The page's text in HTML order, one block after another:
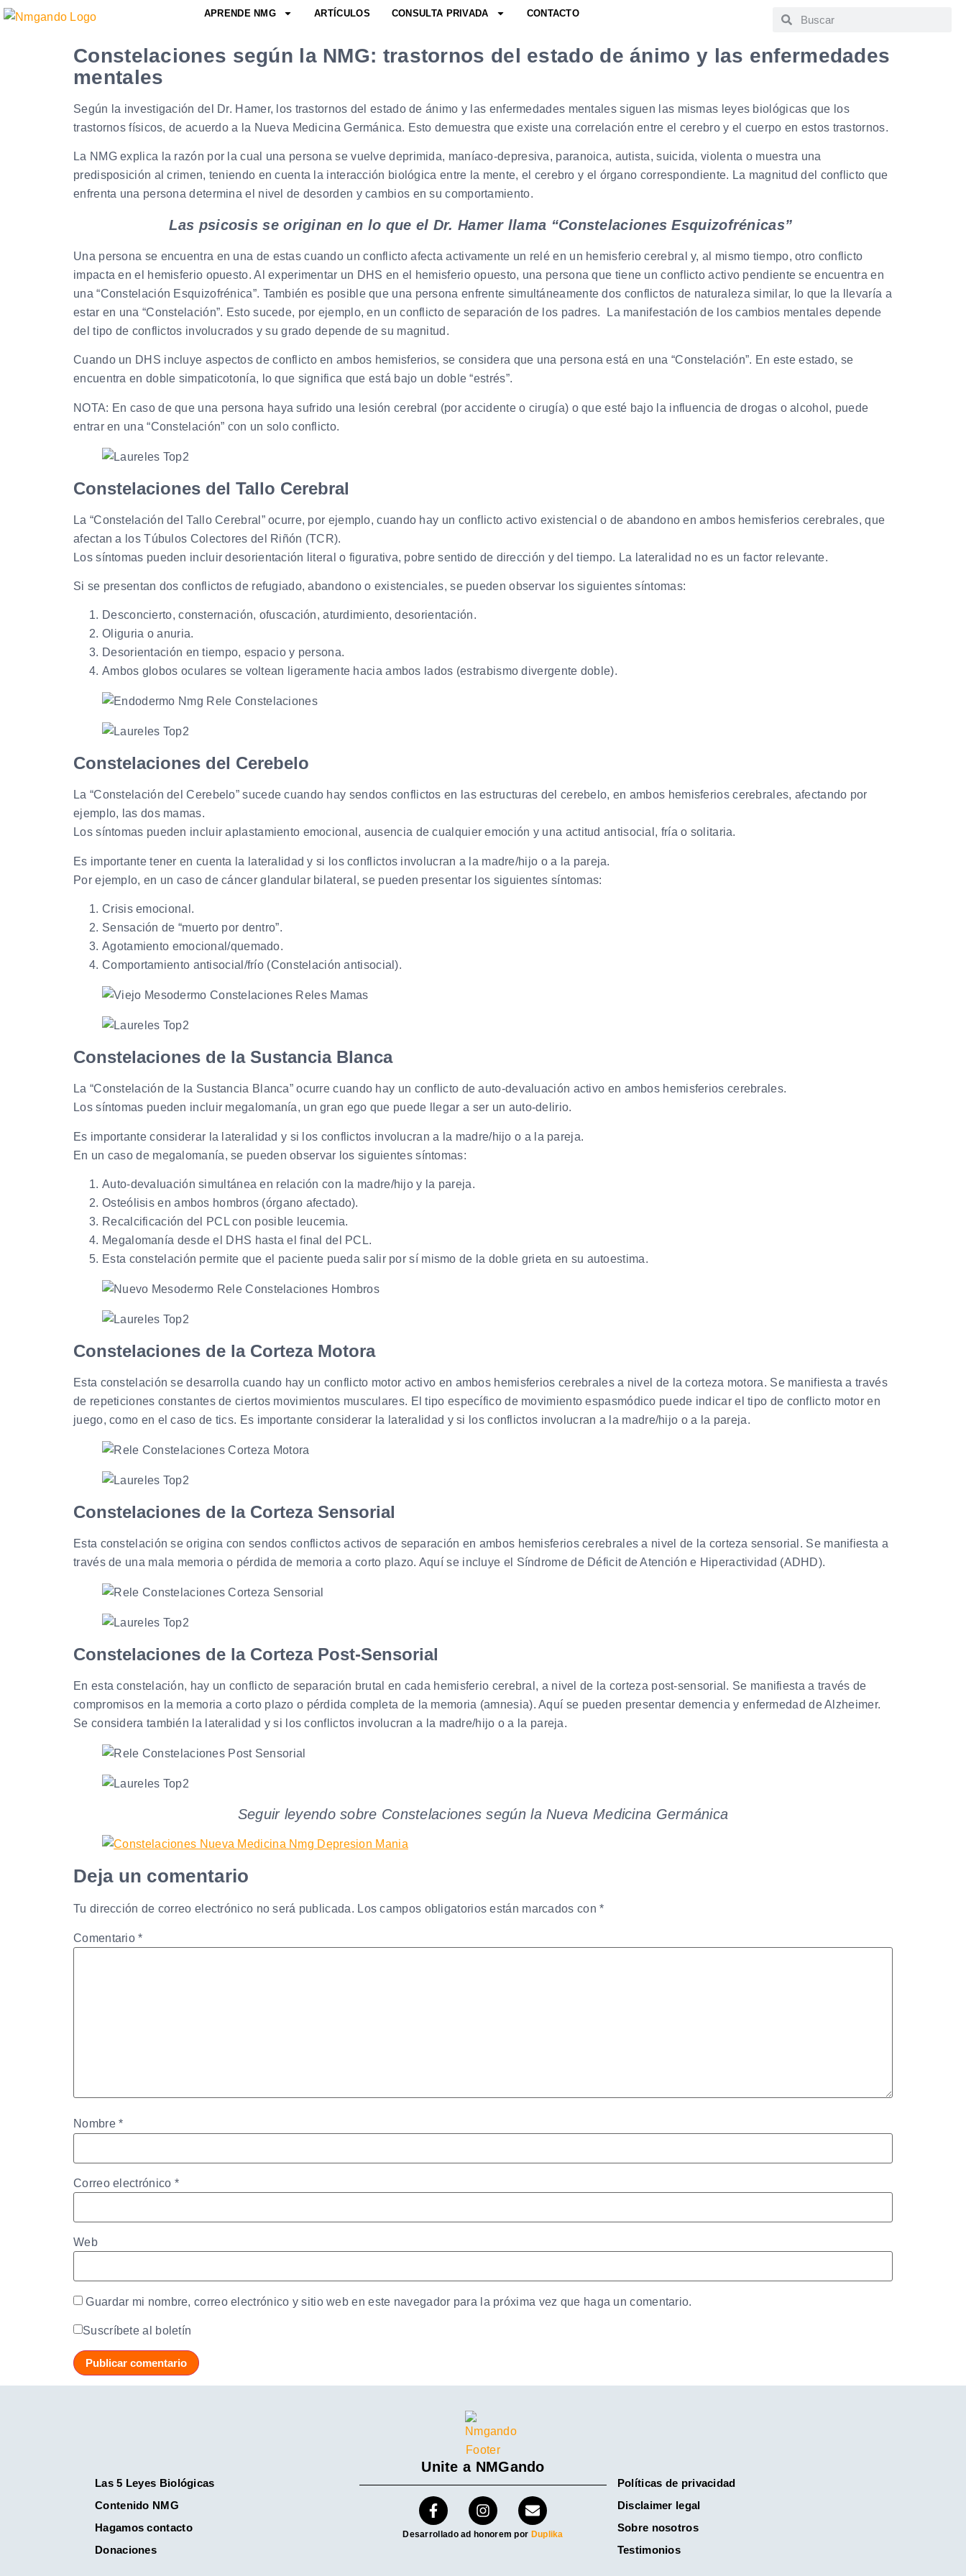
APRENDE NMG ARTÍCULOS CONSULTA PRIVADA CONTACTO
Constelaciones según la NMG: trastornos del estado de ánimo y las enfermedades
mentales
Según la investigación del Dr. Hamer, los trastornos del estado de ánimo y las enfermedades mentales siguen las mismas leyes biológicas que los
trastornos físicos, de acuerdo a la Nueva Medicina Germánica. Esto demuestra que existe una correlación entre el cerebro y el cuerpo en estos trastornos.
La NMG explica la razón por la cual una persona se vuelve deprimida, maníaco-depresiva, paranoica, autista, suicida, violenta o muestra una
predisposición al crimen, teniendo en cuenta la interacción biológica entre la mente, el cerebro y el órgano correspondiente. La magnitud del conflicto que
enfrenta una persona determina el nivel de desorden y cambios en su comportamiento.
Las psicosis se originan en lo que el Dr. Hamer llama “Constelaciones Esquizofrénicas”
Una persona se encuentra en una de estas cuando un conflicto afecta activamente un relé en un hemisferio cerebral y, al mismo tiempo, otro conflicto
impacta en el hemisferio opuesto. Al experimentar un DHS en el hemisferio opuesto, una persona que tiene un conflicto activo pendiente se encuentra en
una “Constelación Esquizofrénica”. También es posible que una persona enfrente simultáneamente dos conflictos de naturaleza similar, lo que la llevaría a
estar en una “Constelación”. Esto sucede, por ejemplo, en un conflicto de separación de los padres. La manifestación de los cambios mentales depende
del tipo de conflictos involucrados y su grado depende de su magnitud.
Cuando un DHS incluye aspectos de conflicto en ambos hemisferios, se considera que una persona está en una “Constelación”. En este estado, se
encuentra en doble simpaticotonía, lo que significa que está bajo un doble “estrés”.
NOTA: En caso de que una persona haya sufrido una lesión cerebral (por accidente o cirugía) o que esté bajo la influencia de drogas o alcohol, puede
entrar en una “Constelación” con un solo conflicto.
Constelaciones del Tallo Cerebral
La “Constelación del Tallo Cerebral” ocurre, por ejemplo, cuando hay un conflicto activo existencial o de abandono en ambos hemisferios cerebrales, que
afectan a los Túbulos Colectores del Riñón (TCR).
Los síntomas pueden incluir desorientación literal o figurativa, pobre sentido de dirección y del tiempo. La lateralidad no es un factor relevante.
Si se presentan dos conflictos de refugiado, abandono o existenciales, se pueden observar los siguientes síntomas:
Desconcierto, consternación, ofuscación, aturdimiento, desorientación.
Oliguria o anuria.
Desorientación en tiempo, espacio y persona.
Ambos globos oculares se voltean ligeramente hacia ambos lados (estrabismo divergente doble).
Constelaciones del Cerebelo
La “Constelación del Cerebelo” sucede cuando hay sendos conflictos en las estructuras del cerebelo, en ambos hemisferios cerebrales, afectando por
ejemplo, las dos mamas.
Los síntomas pueden incluir aplastamiento emocional, ausencia de cualquier emoción y una actitud antisocial, fría o solitaria.
Es importante tener en cuenta la lateralidad y si los conflictos involucran a la madre/hijo o a la pareja.
Por ejemplo, en un caso de cáncer glandular bilateral, se pueden presentar los siguientes síntomas:
Crisis emocional.
Sensación de “muerto por dentro”.
Agotamiento emocional/quemado.
Comportamiento antisocial/frío (Constelación antisocial).
Constelaciones de la Sustancia Blanca
La “Constelación de la Sustancia Blanca” ocurre cuando hay un conflicto de auto-devaluación activo en ambos hemisferios cerebrales.
Los síntomas pueden incluir megalomanía, un gran ego que puede llegar a ser un auto-delirio.
Es importante considerar la lateralidad y si los conflictos involucran a la madre/hijo o a la pareja.
En un caso de megalomanía, se pueden observar los siguientes síntomas:
Auto-devaluación simultánea en relación con la madre/hijo y la pareja.
Osteólisis en ambos hombros (órgano afectado).
Recalcificación del PCL con posible leucemia.
Megalomanía desde el DHS hasta el final del PCL.
Esta constelación permite que el paciente pueda salir por sí mismo de la doble grieta en su autoestima.
Constelaciones de la Corteza Motora
Esta constelación se desarrolla cuando hay un conflicto motor activo en ambos hemisferios cerebrales a nivel de la corteza motora. Se manifiesta a través
de repeticiones constantes de ciertos movimientos musculares. El tipo específico de movimiento espasmódico puede indicar el tipo de conflicto motor en
juego, como en el caso de tics. Es importante considerar la lateralidad y si los conflictos involucran a la madre/hijo o a la pareja.
Constelaciones de la Corteza Sensorial
Esta constelación se origina con sendos conflictos activos de separación en ambos hemisferios cerebrales a nivel de la corteza sensorial. Se manifiesta a
través de una mala memoria o pérdida de memoria a corto plazo. Aquí se incluye el Síndrome de Déficit de Atención e Hiperactividad (ADHD).
Constelaciones de la Corteza Post-Sensorial
En esta constelación, hay un conflicto de separación brutal en cada hemisferio cerebral, a nivel de la corteza post-sensorial. Se manifiesta a través de
compromisos en la memoria a corto plazo o pérdida completa de la memoria (amnesia). Aquí se pueden presentar demencia y enfermedad de Alzheimer.
Se considera también la lateralidad y si los conflictos involucran a la madre/hijo o a la pareja.
Seguir leyendo sobre Constelaciones según la Nueva Medicina Germánica
Deja un comentario
Tu dirección de correo electrónico no será publicada. Los campos obligatorios están marcados con*
Comentario*
Nombre*
Correo electrónico *
Web
Guardar mi nombre, correo electrónico y sitio web en este navegador para la próxima vez que haga un comentario.
Suscríbete al boletín
Unite a NMGando
Las 5 Leyes Biológicas
Contenido NMG
Hagamos contacto
Donaciones
Desarrollado ad honorem por Duplika
Políticas de privacidad
Disclaimer legal
Sobre nosotros
Testimonios